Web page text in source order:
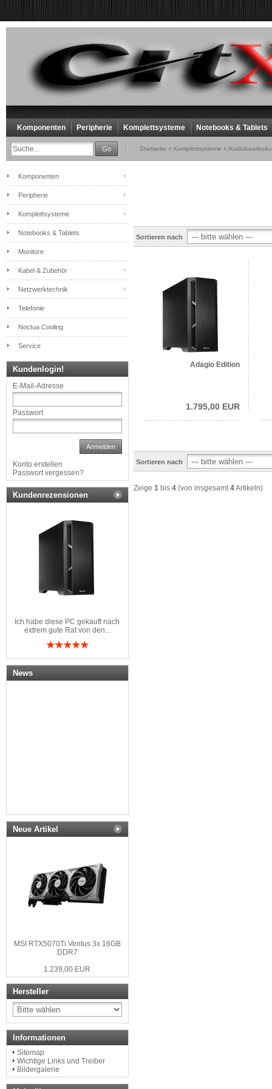
Komponenten Peripherie Komplettsysteme Notebooks & Tablets
Go Startseite » Komplettsysteme »
Sortieren nach
Adagio Edition
1.795,00 EUR
Sortieren nach
Zeige 1 bis 4 (von insgesamt4Artikeln)
Komponenten
Peripherie
Komplettsysteme
Notebooks & Tablets
Monitore
Kabel & Zubehör
Netzwerktechnik
Telefonie
Noctua Cooling
Service
Kundenlogin!
E-Mail-Adresse
Passwort
Anmelden
Konto erstellen
Passwort vergessen?
Kundenrezensionen
Ich habe diese PC gekauft nach
extrem gute Rat von den...
News
Neue Artikel
MSI RTX5070Ti Ventus 3x 16GB
DDR7
1.239,00 EUR
Hersteller
Informationen
Sitemap
Wichtige Links und Treiber
Bildergalerie